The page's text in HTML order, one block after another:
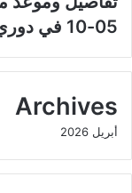
05-10 في دوري مصر, كأس مصر – النهائي
Archives
أبريل 2026